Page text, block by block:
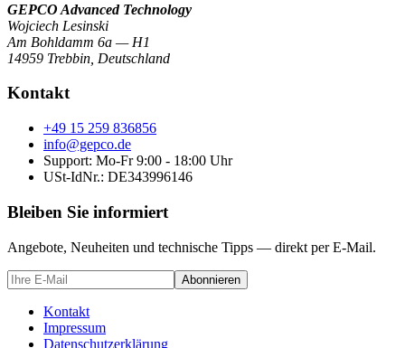
GEPCO Advanced Technology
Wojciech Lesinski
Am Bohldamm 6a — H1
14959 Trebbin Deutschland
Kontakt
+49 15 259 836856
info@gepco.de
Support: Mo-Fr 9:00 - 18:00 Uhr
USt-IdNr.: DE343996146
Bleiben Sie informiert
Angebote, Neuheiten und technische Tipps — direkt per E-Mail.
Abonnieren
Kontakt
Impressum
Datenschutzerklärung